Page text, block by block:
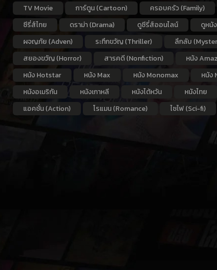
TV Movie การ์ตูน (Cartoon) ครอบครัว (Family)
ซีรี่ส์ไทย
ดราม่า (Drama) ดูซีรี่ส์ออนไลน์ ดูหนัง
ผจญภัย (Adven)
ระทึกขวัญ (Thriller) ลึกลับ
สยองขวัญ (Horror)
สารคดี (Nonfiction) หนัง
หนัง Hotstar
หนัง Max หนัง Monomax หนัง
หนังอเมริกัน
หนังเกาหลี หนังไต้หวัน หนังไทย
แอคชั่น (Action)
โรแมน (Romance) ไซไฟ (Sci-fi)